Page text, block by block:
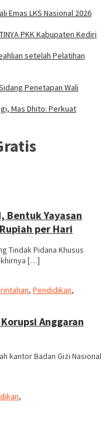
Emas LKS Nasional 2026
PKK Kabupaten Kediri
setelah Pelatihan
Penetapan Wali
Mas Dhito: Perkuat
Bentuk Yayasan
per Hari
Tindak Pidana Khusus
[…]
, Pendidikan,
Anggaran
kantor Badan Gizi Nasional
,